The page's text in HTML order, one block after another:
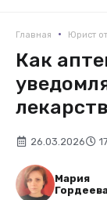
Главная • Юрист
Как
26.03.2026
Мария